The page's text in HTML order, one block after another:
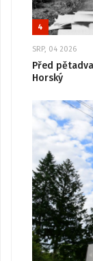
4
SRP, 04 2026
Před
Horský